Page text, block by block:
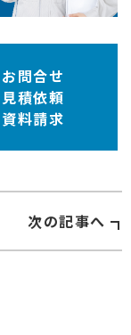
お問合せ
見積依頼
資料請求
次の記事へ